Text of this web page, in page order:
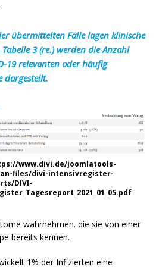
übermittelten Fälle lagen klinische
3 (re.) werden die Anzahl
19 relevanten oder häufig
dargestellt.
www.divi.de/joomlatools-
files/divi-intensivregister-
DIVI-
wahrnehmen. die sie von einer
bereits kennen.
1% der Infizierten eine